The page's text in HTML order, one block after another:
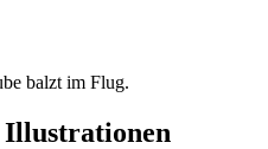
balzt im Flug.